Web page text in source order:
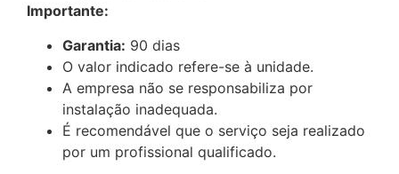
Importante:
Garantia: 90 dias
O valor indicado refere-se à unidade.
A empresa não se responsabiliza por
instalação inadequada.
É recomendável que o serviço seja realizado
por um profissional qualificado.